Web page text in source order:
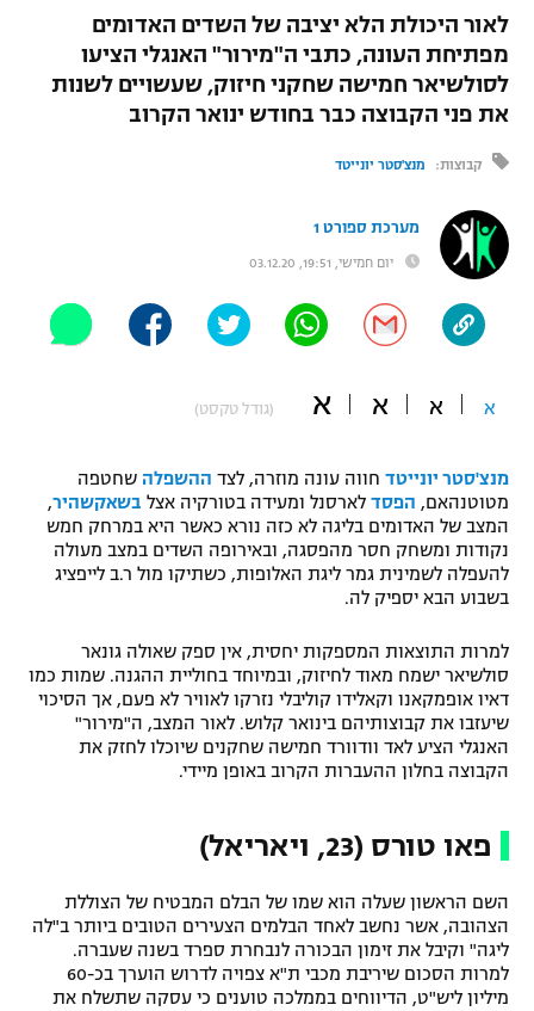
לוח שידורים
ברחבה
"מחצית בשכונה" – פודקאסט
תקנון עבור פעילות אלקטרה
תקנון עבור פעילות ספורט 1 – "מרלן"
גיימינג E-Sports
תנאי שימוש
מדיניות פרטיות
תקנון פעילות ספורט 1
לוח דרושים – ג'ובנט
תגיות
הפועל חיפה
הפועל באר שבע
ליגה סינית
ליגה ברזילאית
ליגות נוספות
ג'ודו
אגרוף
ספורט אולימפי
היאבקות WWE
כדורמים
פוטבול אמריקאי NFL
בייסבול MLB
ספורט אתגרי ואקסטרים
גיימינג E-Sports
לאור היכולת הלא יציבה של השדים האדומים
מפתיחת העונה, כתבי ה"מירור" האנגלי הציעו
לסולשיאר חמישה שחקני חיזוק, שעשויים לשנות
את פני הקבוצה כבר בחודש ינואר הקרוב
קבוצות: מנצ'סטר יונייטד
מערכת ספורט 1
יום חמישי, 19:51, 03.12.20
א א א א (גודל טקסט)
מנצ'סטר יונייטד חווה עונה מוזרה, לצד ההשפלה שחטפה
מטוטנהאם, הפסד לארסנל ומעידה בטורקיה אצל בשאקשהיר,
המצב של האדומים בליגה לא כזה נורא כאשר היא במרחק חמש
נקודות ומשחק חסר מהפסגה, ובאירופה השדים במצב מעולה
להעפלה לשמינית גמר ליגת האלופות, כשתיקו מול ר.ב לייפציג
בשבוע הבא יספיק לה.
למרות התוצאות המספקות יחסית, אין ספק שאולה גונאר
סולשיאר ישמח מאוד לחיזוק, ובמיוחד בחוליית ההגנה. שמות כמו
דאיו אופמקאנו וקאלידו קוליבלי נזרקו לאוויר לא פעם, אך הסיכוי
שיעזבו את קבוצותיהם בינואר קלוש. לאור המצב, ה"מירור"
האנגלי הציע לאד וודוורד חמישה שחקנים שיוכלו לחזק את
הקבוצה בחלון ההעברות הקרוב באופן מיידי.
פאו טורס (23, ויאריאל)
השם הראשון שעלה הוא שמו של הבלם המבטיח של הצוללת
הצהובה, אשר נחשב לאחד הבלמים הצעירים הטובים ביותר ב"לה
ליגה" וקיבל את זימון הבכורה לנבחרת ספרד בשנה שעברה.
למרות הסכום שיריבת מכבי ת"א צפויה לדרוש הוערך בכ-60
מיליון ליש"ט, הדיווחים בממלכה טוענים כי עסקה שתשלח את